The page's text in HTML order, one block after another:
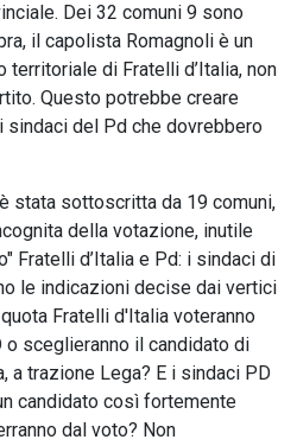
Dei 32 comuni 9 sono
il capolista Romagnoli è un
di Fratelli d’Italia, non
Questo potrebbe creare
sindaci del Pd che dovrebbero
stata sottoscritta da 19 comuni,
della votazione, inutile
Fratelli d’Italia e Pd: i sindaci di
le indicazioni decise dai vertici
Fratelli d'Italia voteranno
sceglieranno il candidato di
a trazione Lega? E i sindaci PD
candidato così fortemente
dal voto? Non